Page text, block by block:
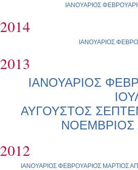
ΙΑΝΟΥΑΡΙΟΣ
2014
ΙΑΝΟΥΑΡΙΟΣ
2013
ΙΑΝΟΥΑΡΙΟΣ
ΑΥΓΟΥΣΤΟΣ
ΝΟΕΜΒΡΙΟΣ
2012
ΙΑΝΟΥΑΡΙΟΣ ΦΕΒΡΟΥΑΡΙΟΣ ΜΑΡΤΙΟΣ